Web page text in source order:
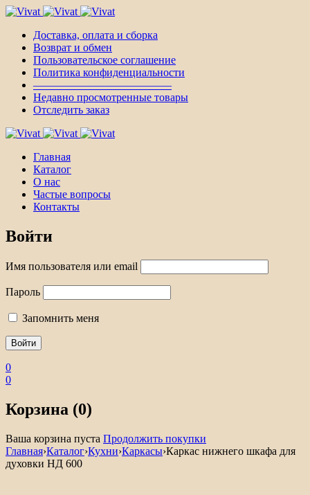
Доставка, оплата и сборка
Возврат и обмен
Пользовательское соглашение
Политика конфиденциальности
————————————–
Недавно просмотренные товары
Отследить заказ
Главная
Каталог
О нас
Частые вопросы
Контакты
Войти
Имя пользователя или email
Пароль
Запомнить меня
0
0
Корзина (0)
Ваша корзина пуста Продолжить покупки
Главная›Каталог›Кухни›Каркасы›Каркас нижнего шкафа для
духовки НД 600